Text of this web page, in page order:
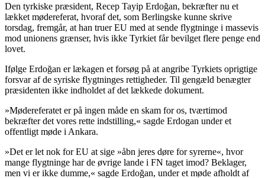
Den tyrkiske præsident, Recep Tayip Erdoğan, bekræfter nu et
lækket mødereferat, hvoraf det, som Berlingske kunne skrive
torsdag, fremgår, at han truer EU med at sende flygtninge i massevis
mod unionens grænser, hvis ikke Tyrkiet får bevilget flere penge end
lovet.
Ifølge Erdoğan er lækagen et forsøg på at angribe Tyrkiets oprigtige
forsvar af de syriske flygtninges rettigheder. Til gengæld benægter
præsidenten ikke indholdet af det lækkede dokument.
»Mødereferatet er på ingen måde en skam for os, tværtimod
bekræfter det vores rette indstilling,« sagde Erdogan under et
offentligt møde i Ankara.
»Det er let nok for EU at sige »åbn jeres døre for syrerne«, hvor
mange flygtninge har de øvrige lande i FN taget imod? Beklager,
men vi er ikke dumme,« sagde Erdoğan, under et møde afholdt af